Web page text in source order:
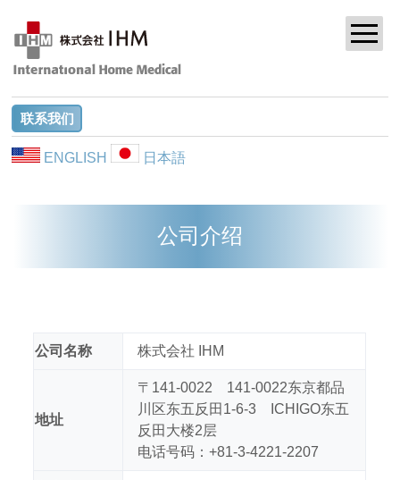
联系我们
ENGLISH 日本語
公司介绍
公司名称 株式会社 IHM
地址
〒141-0022 141-0022东京都品
川区东五反田1-6-3 ICHIGO东五
反田大楼2层
电话号码：+81-3-4221-2207